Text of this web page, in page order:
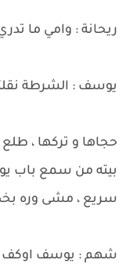
ريحانة : وامي ما
يوسف : الشرطة
حجاها و تركها ،
بيته من سمع باب
سريع ، مشى وره
شهم : يوسف اوكف